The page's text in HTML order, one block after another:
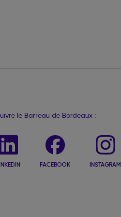
le Barreau de Bordeaux :
FACEBOOK INSTAGRAM